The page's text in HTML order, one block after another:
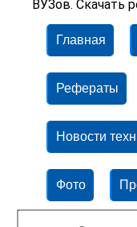
ВУЗов. Скачать
Главная
Рефераты
Новости
Фото